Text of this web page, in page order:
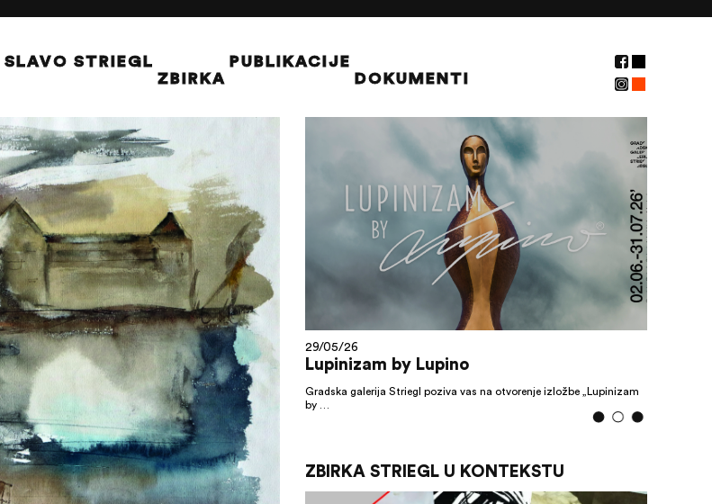
SLAVO STRIEGL
ZBIRKA
PUBLIKACIJE
DOKUMENTI
29/05/26
Lupinizam by Lupino
Gradska galerija Striegl poziva vas na otvorenje izložbe „Lupinizam
by …
ZBIRKA STRIEGL U KONTEKSTU